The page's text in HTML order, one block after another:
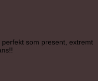
som present, extremt